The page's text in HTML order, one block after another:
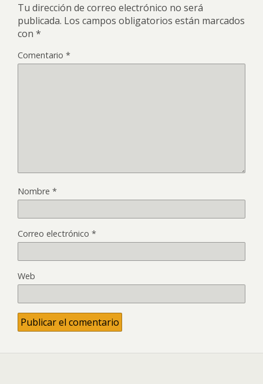
Tu dirección de correo electrónico no será
publicada. Los campos obligatorios están marcados
con *
Comentario *
Nombre *
Correo electrónico *
Web